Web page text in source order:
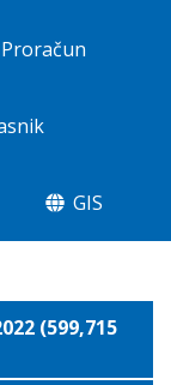
Proračun
GIS
(599,715